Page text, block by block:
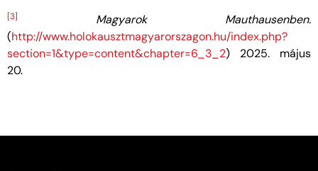
[3]
Magyarok Mauthausenben.
(http://www.holokausztmagyarorszagon.hu/index.php?
section=1&type=content&chapter=6_3_2) 2025. május
20.